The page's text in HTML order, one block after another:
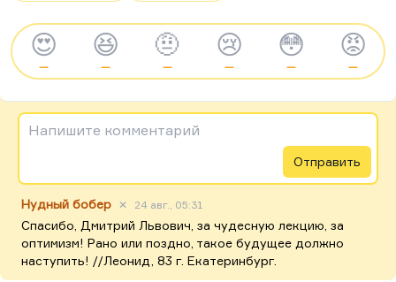
😍
—
😆
—
🤨
—
😢
—
😳
—
😡
—
Напишите комментарий
Отправить
Нудный бобер ✕ 24 авг., 05:31
Спасибо, Дмитрий Львович, за чудесную лекцию, за
оптимизм! Рано или поздно, такое будущее должно
наступить! //Леонид, 83 г. Екатеринбург.